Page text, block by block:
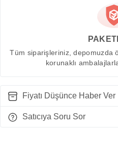
Tüm siparişleriniz, depomuzda
korunaklı
Fiyatı Düşünce Haber Ver
Satıcıya Soru Sor